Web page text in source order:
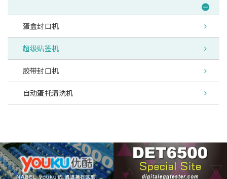
蛋盒封口机
超级贴签机
胶带封口机
自动蛋托清洗机